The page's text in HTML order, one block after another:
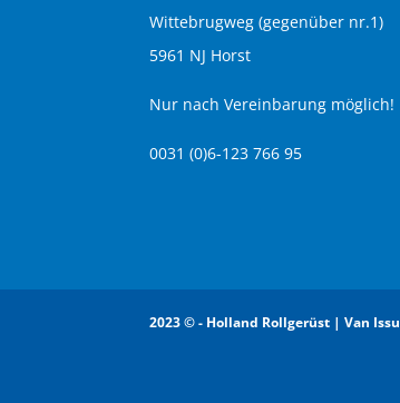
Wittebrugweg (gegenüber nr.1)
5961 NJ Horst
Nur nach Vereinbarung möglich!
0031 (0)6-123 766 95
2023 © - Holland Rollgerüst |Van